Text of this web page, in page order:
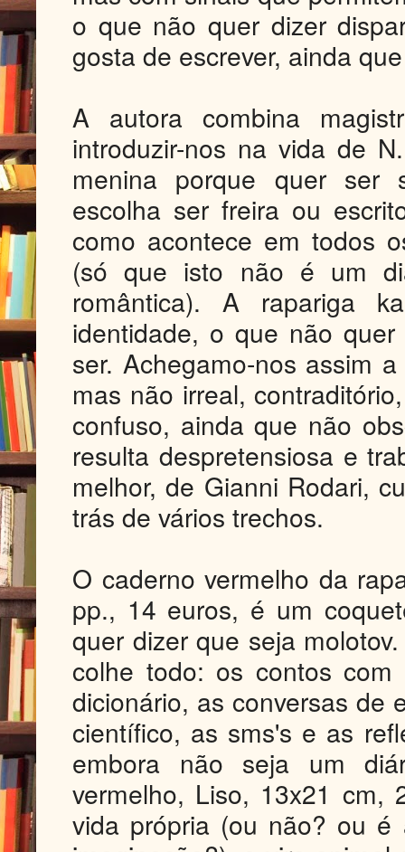
o que não quer dizer
gosta de escrever, ainda
A autora combina
introduzir-nos na vida de
menina porque quer ser
escolha ser freira ou
como acontece em todos
(só que isto não é um
romântica). A rapariga
identidade, o que não
ser. Achegamo-nos assim
mas não irreal,
confuso, ainda que não
resulta despretensiosa e
melhor, de Gianni Rodari,
trás de vários trechos.
O caderno vermelho da
pp., 14 euros, é um
quer dizer que seja
colhe todo: os contos
dicionário, as conversas de
científico, as sms's e as
embora não seja um
vermelho, Liso, 13x21 cm,
vida própria (ou não? ou